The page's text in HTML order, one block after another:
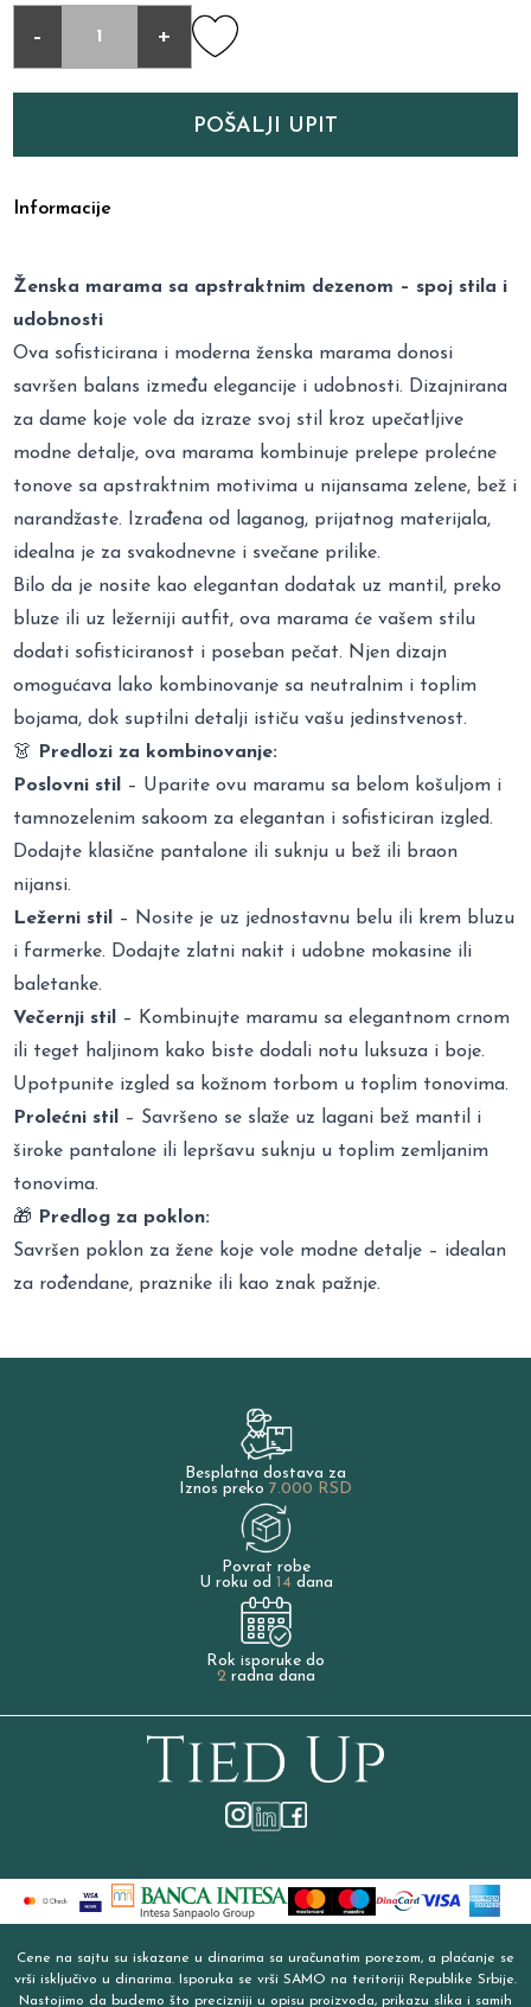
- +
POŠALJI UPIT
Informacije
Ženska marama sa apstraktnim dezenom – spoj stila i
udobnosti
Ova sofisticirana i moderna ženska marama donosi
savršen balans između elegancije i udobnosti. Dizajnirana
za dame koje vole da izraze svoj stil kroz upečatljive
modne detalje, ova marama kombinuje prelepe prolećne
tonove sa apstraktnim motivima u nijansama zelene, bež i
narandžaste. Izrađena od laganog, prijatnog materijala,
idealna je za svakodnevne i svečane prilike.
Bilo da je nosite kao elegantan dodatak uz mantil, preko
bluze ili uz ležerniji autfit, ova marama će vašem stilu
dodati sofisticiranost i poseban pečat. Njen dizajn
omogućava lako kombinovanje sa neutralnim i toplim
bojama, dok suptilni detalji ističu vašu jedinstvenost.
👗
Predlozi za kombinovanje:
Poslovni stil
– Uparite ovu maramu sa belom košuljom i
tamnozelenim sakoom za elegantan i sofisticiran izgled.
Dodajte klasične pantalone ili suknju u bež ili braon
nijansi.
Ležerni stil
– Nosite je uz jednostavnu belu ili krem bluzu
i farmerke. Dodajte zlatni nakit i udobne mokasine ili
baletanke.
Večernji stil
– Kombinujte maramu sa elegantnom crnom
ili teget haljinom kako biste dodali notu luksuza i boje.
Upotpunite izgled sa kožnom torbom u toplim tonovima.
Prolećni stil
– Savršeno se slaže uz lagani bež mantil i
široke pantalone ili lepršavu suknju u toplim zemljanim
tonovima.
🎁
Predlog za poklon:
Savršen poklon za žene koje vole modne detalje – idealan
za rođendane, praznike ili kao znak pažnje.
Besplatna dostava za
Iznos preko 7.000 RSD
Povrat robe
U roku od 14dana
Rok isporuke do
2radna dana
Cene na sajtu su iskazane u dinarima sa uračunatim porezom, a plaćanje se
vrši isključivo u dinarima. Isporuka se vrši SAMO na teritoriji Republike Srbije.
Nastojimo da budemo što precizniji u opisu proizvoda, prikazu slika i samih